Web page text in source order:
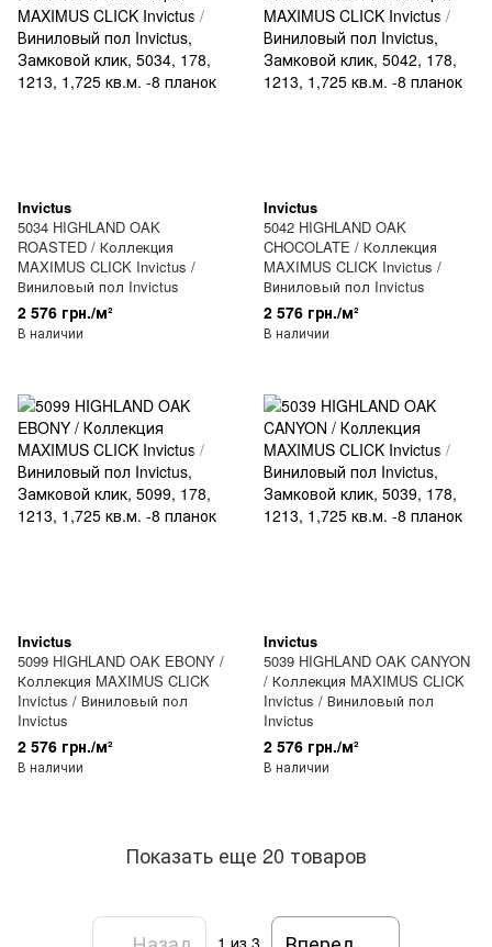
Invictus
5034 HIGHLAND OAK
ROASTED / Коллекция
MAXIMUS CLICK Invictus /
Виниловый пол Invictus
2 576 грн./м²
В наличии
Invictus
5042 HIGHLAND OAK
CHOCOLATE / Коллекция
MAXIMUS CLICK Invictus /
Виниловый пол Invictus
2 576 грн./м²
В наличии
Invictus
5099 HIGHLAND OAK EBONY /
Коллекция MAXIMUS CLICK
Invictus / Виниловый пол
Invictus
2 576 грн./м²
В наличии
Invictus
5039 HIGHLAND OAK CANYON
/ Коллекция MAXIMUS CLICK
Invictus / Виниловый пол
Invictus
2 576 грн./м²
В наличии
Показать еще 20 товаров
1 из 3